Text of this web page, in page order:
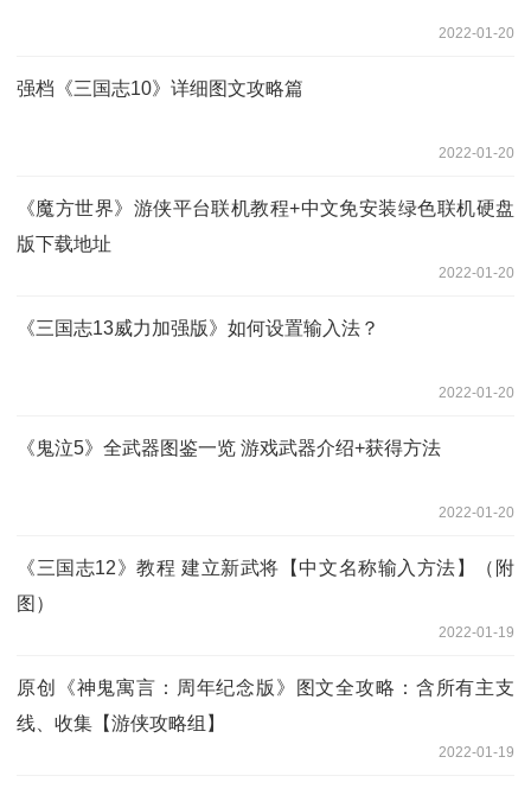
2022-01-20
强档《三国志10》详细图文攻略篇
2022-01-20
《魔方世界》游侠平台联机教程+中文免安装绿色联机硬盘
版下载地址
2022-01-20
《三国志13威力加强版》如何设置输入法？
2022-01-20
《鬼泣5》全武器图鉴一览 游戏武器介绍+获得方法
2022-01-20
《三国志12》教程 建立新武将【中文名称输入方法】（附
图）
2022-01-19
原创《神鬼寓言：周年纪念版》图文全攻略：含所有主支
线、收集【游侠攻略组】
2022-01-19